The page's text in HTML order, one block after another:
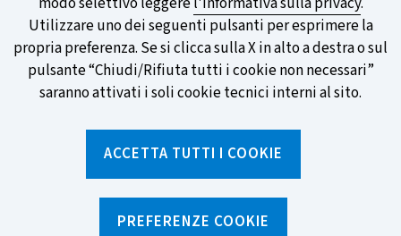
cookie
Utilizzare uno dei seguenti pulsanti per esprimere la
propria preferenza. Se si clicca sulla X in alto a destra o sul
pulsante “Chiudi/Rifiuta tutti i cookie non necessari”
saranno attivati i soli cookie tecnici interni al sito.
ACCETTA TUTTI I COOKIE
PREFERENZE COOKIE
SCOPRI DI PIÙ
premiato all'Interactive Key Award 2026